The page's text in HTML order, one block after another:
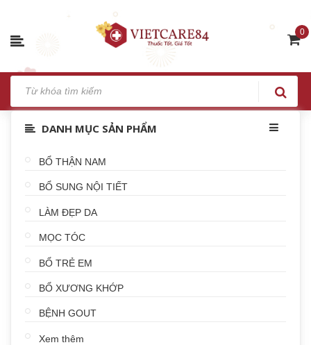
0
DANH MỤC SẢN PHẨM
BỔ THẬN NAM
BỔ SUNG NỘI TIẾT
LÀM ĐẸP DA
MỌC TÓC
BỔ TRẺ EM
BỔ XƯƠNG KHỚP
BỆNH GOUT
Xem thêm